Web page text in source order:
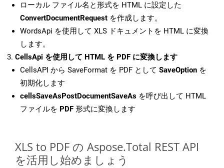
ローカル ファイル名と形式を HTML に設定した
ConvertDocumentRequest を作成します。
WordsApi を使用して XLS ドキュメントを HTML に変換
します。
CellsApi を使用して HTML を PDF に変換します
CellsAPI から SaveFormat を PDF として SaveOption を
初期化します
cellsSaveAsPostDocumentSaveAs を呼び出して HTML
ファイルを PDF 形式に変換します
XLS to PDF の Aspose.Total REST API
を活用し始めましょう